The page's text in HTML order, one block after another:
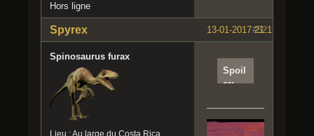
l'archi
pel
Cinq
Morts
pense
Hors ligne
#52
13-01-2017 21:13:24
Spyrex
Spinosaurus furax
Lieu : Au large du Costa Rica
Spoil
er:
r pour
lire